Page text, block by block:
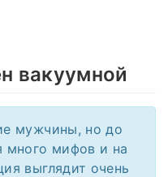
вакуумной
мужчины, но до
много мифов и на
выглядит очень